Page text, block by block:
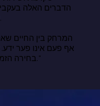
בחירה הזמינה לכל אחד ואחת מאיתנו, כיום."